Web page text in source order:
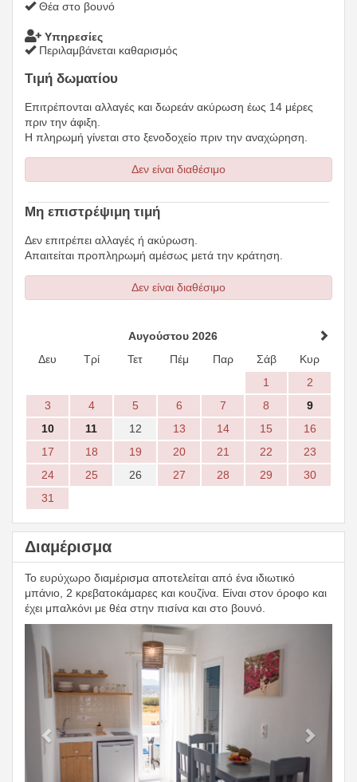
Θέα στο βουνό
Υπηρεσίες
Περιλαμβάνεται καθαρισμός
Τιμή δωματίου
Επιτρέπονται αλλαγές και δωρεάν ακύρωση έως 14 μέρες
πριν την άφιξη.
Η πληρωμή γίνεται στο ξενοδοχείο πριν την αναχώρηση.
Δεν είναι διαθέσιμο
Μη επιστρέψιμη τιμή
Δεν επιτρέπει αλλαγές ή ακύρωση.
Απαιτείται προπληρωμή αμέσως μετά την κράτηση.
Δεν είναι διαθέσιμο
Αυγούστου 2026
Δευ
Τρί Τετ Πέμ Παρ Σάβ
Κυρ
1
2
3
4 5 6 7 8
9
10
11 12 13 14 15
16
17
18 19 20 21 22
23
24
25 26 27 28 29
30
31
Διαμέρισμα
Το ευρύχωρο διαμέρισμα αποτελείται από ένα ιδιωτικό
μπάνιο, 2 κρεβατοκάμαρες και κουζίνα. Είναι στον όροφο και
έχει μπαλκόνι με θέα στην πισίνα και στο βουνό.